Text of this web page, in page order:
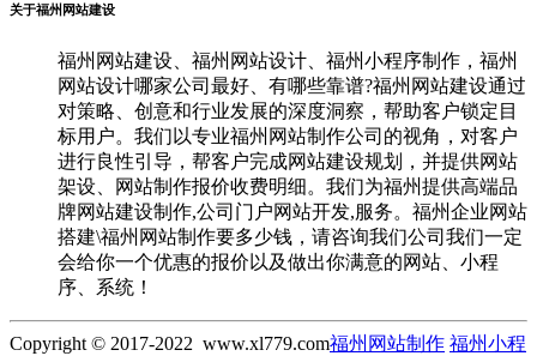
关于福州网站建设
福州网站建设、福州网站设计、福州小程序制作，福州
网站设计哪家公司最好、有哪些靠谱?福州网站建设通过
对策略、创意和行业发展的深度洞察，帮助客户锁定目
标用户。我们以专业福州网站制作公司的视角，对客户
进行良性引导，帮客户完成网站建设规划，并提供网站
架设、网站制作报价收费明细。我们为福州提供高端品
牌网站建设制作,公司门户网站开发,服务。福州企业网站
搭建\福州网站制作要多少钱，请咨询我们公司我们一定
会给你一个优惠的报价以及做出你满意的网站、小程
序、系统！
Copyright © 2017-2022 www.xl779.com福州网站制作 福州小程